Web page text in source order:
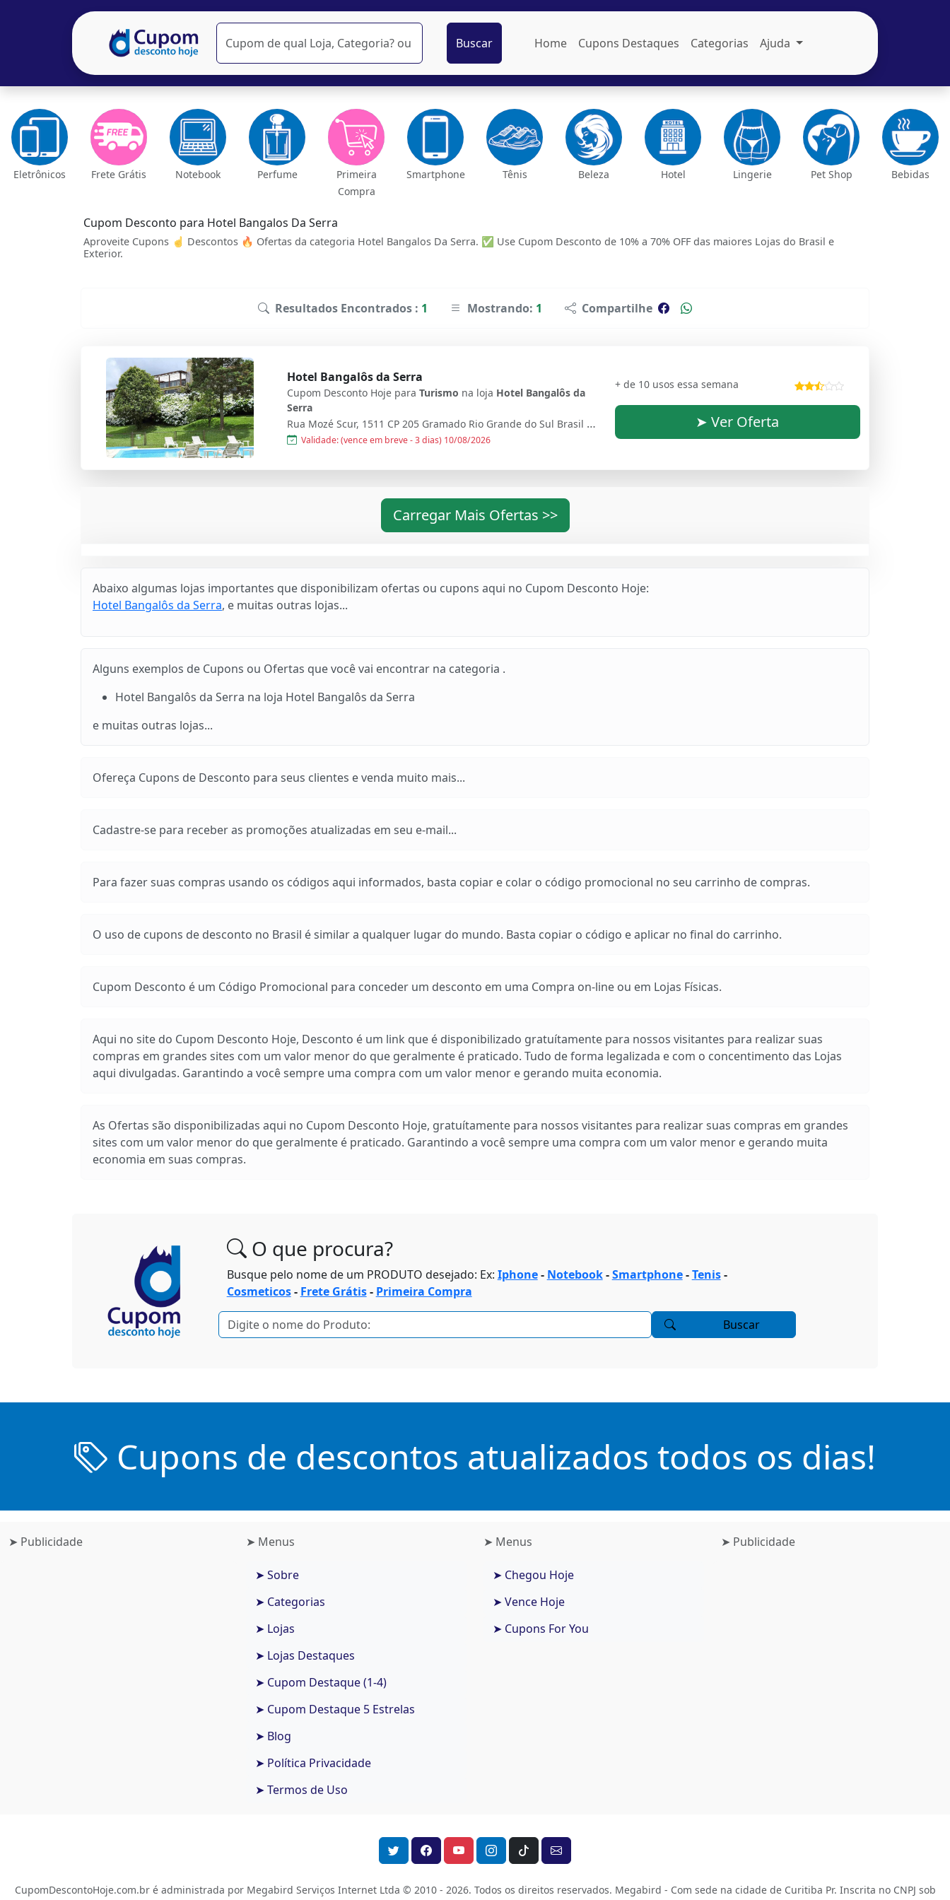
Buscar Home Cupons Destaques Categorias Ajuda
Eletrônicos Frete Grátis Notebook Perfume
Primeira
Compra
Smartphone Tênis Beleza Hotel Lingerie Pet Shop Bebidas
Cupom Desconto para Hotel Bangalos Da Serra
Aproveite Cupons ☝ Descontos 🔥 Ofertas da categoria Hotel Bangalos Da Serra. ✅ Use Cupom Desconto de 10% a 70% OFF das maiores Lojas do Brasil e
Exterior.
Resultados Encontrados : 1 Mostrando: 1 Compartilhe
Hotel Bangalôs da Serra
Cupom Desconto Hoje para Turismo na loja Hotel Bangalôs da
Serra
Rua Mozé Scur, 1511 CP 205 Gramado Rio Grande do Sul Brasil - 95670000
Validade: (vence em breve - 3 dias) 10/08/2026
+ de 10 usos essa semana
➤ Ver Oferta
Carregar Mais Ofertas >>
Abaixo algumas lojas importantes que disponibilizam ofertas ou cupons aqui no Cupom Desconto Hoje:
Hotel Bangalôs da Serra, e muitas outras lojas...
Alguns exemplos de Cupons ou Ofertas que você vai encontrar na categoria .
Hotel Bangalôs da Serra na loja Hotel Bangalôs da Serra
e muitas outras lojas...
Ofereça Cupons de Desconto para seus clientes e venda muito mais...
Cadastre-se para receber as promoções atualizadas em seu e-mail...
Para fazer suas compras usando os códigos aqui informados, basta copiar e colar o código promocional no seu carrinho de compras.
O uso de cupons de desconto no Brasil é similar a qualquer lugar do mundo. Basta copiar o código e aplicar no final do carrinho.
Cupom Desconto é um Código Promocional para conceder um desconto em uma Compra on-line ou em Lojas Físicas.
Aqui no site do Cupom Desconto Hoje, Desconto é um link que é disponibilizado gratuítamente para nossos visitantes para realizar suas
compras em grandes sites com um valor menor do que geralmente é praticado. Tudo de forma legalizada e com o concentimento das Lojas
aqui divulgadas. Garantindo a você sempre uma compra com um valor menor e gerando muita economia.
As Ofertas são disponibilizadas aqui no Cupom Desconto Hoje, gratuítamente para nossos visitantes para realizar suas compras em grandes
sites com um valor menor do que geralmente é praticado. Garantindo a você sempre uma compra com um valor menor e gerando muita
economia em suas compras.
O que procura?
Busque pelo nome de um PRODUTO desejado: Ex: Iphone- Notebook-Smartphone-Tenis-
Cosmeticos- Frete Grátis- Primeira Compra
Buscar
Cupons de descontos atualizados todos os dias!
➤ Publicidade ➤ Menus
➤ Sobre
➤ Categorias
➤ Lojas
➤ Lojas Destaques
➤ Cupom Destaque (1-4)
➤ Cupom Destaque 5 Estrelas
➤ Blog
➤ Política Privacidade
➤ Termos de Uso
➤ Menus
➤ Chegou Hoje
➤ Vence Hoje
➤ Cupons For You
➤ Publicidade
CupomDescontoHoje.com.br é administrada por Megabird Serviços Internet Ltda © 2010 - 2026. Todos os direitos reservados. Megabird - Com sede na cidade de Curitiba Pr. Inscrita no CNPJ sob